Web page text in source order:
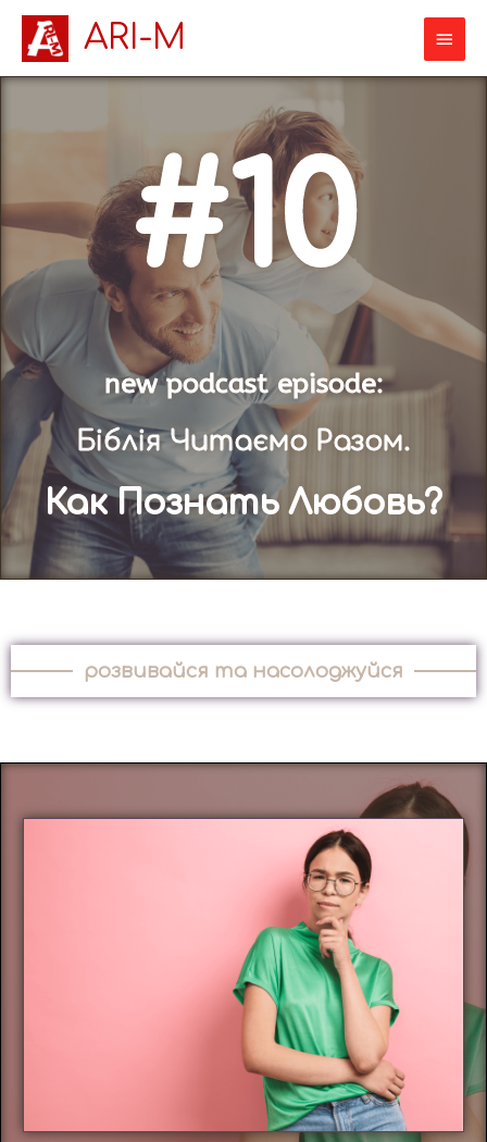
ARI-M
#10
new podcast episode​:
Біблія Читаємо Разом.
Как Познать Любовь?
розвивайся та насолоджуйся